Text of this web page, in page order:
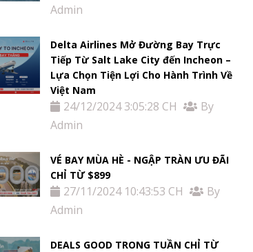
Admin
Delta Airlines Mở Đường Bay Trực
Tiếp Từ Salt Lake City đến Incheon –
Lựa Chọn Tiện Lợi Cho Hành Trình Về
Việt Nam
24/12/2024 3:05:28 CH
By
Admin
VÉ BAY MÙA HÈ - NGẬP TRÀN ƯU ĐÃI
CHỈ TỪ $899
27/11/2024 10:43:53 CH
By
Admin
DEALS GOOD TRONG TUẦN CHỈ TỪ